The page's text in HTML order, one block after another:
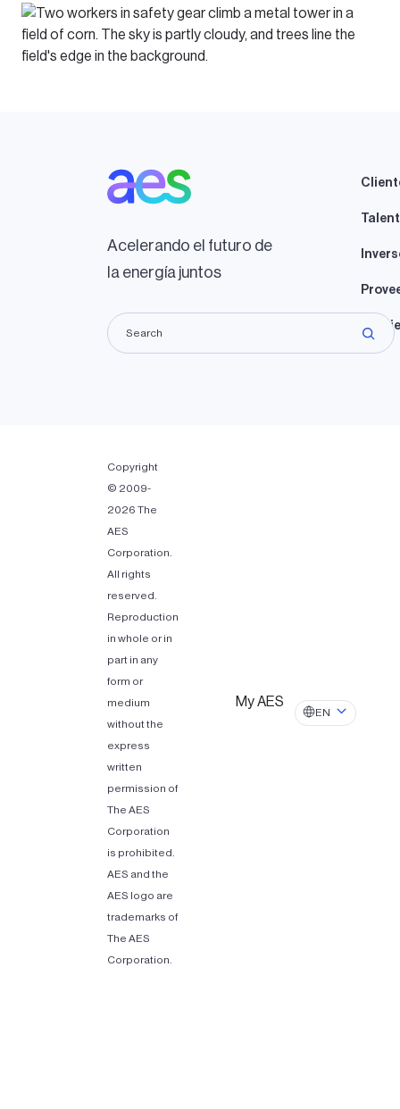
Acelerando el futuro de
la energía juntos
Copyright
© 2009-
2026 The
AES
Corporation.
All rights
reserved.
Reproduction
in whole or in
part in any
form or
medium
without the
express
written
permission of
The AES
Corporation
is prohibited.
AES and the
AES logo are
trademarks of
The AES
Corporation.
My AES
EN